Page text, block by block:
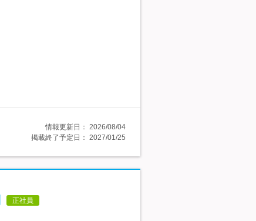
情報更新日： 2026/08/04
掲載終了予定日： 2027/01/25
正社員